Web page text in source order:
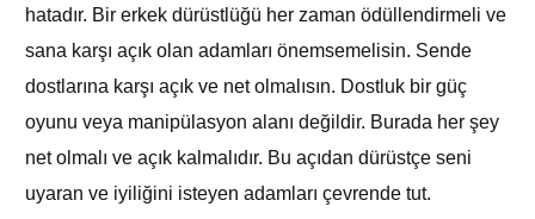
hatadır. Bir erkek dürüstlüğü her zaman ödüllendirmeli ve
sana karşı açık olan adamları önemsemelisin. Sende
dostlarına karşı açık ve net olmalısın. Dostluk bir güç
oyunu veya manipülasyon alanı değildir. Burada her şey
net olmalı ve açık kalmalıdır. Bu açıdan dürüstçe seni
uyaran ve iyiliğini isteyen adamları çevrende tut.